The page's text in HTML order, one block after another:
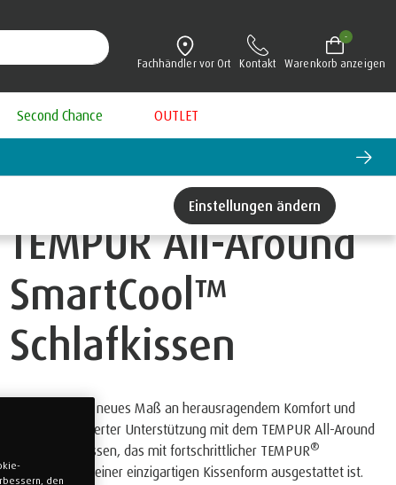
Fachhändler vor Ort Kontakt Warenkorb anzeigen
-
Second Chance OUTLET
Einstellungen ändern
TEMPUR All-Around
SmartCool™
Schlafkissen
Erleben Sie ein neues Maß an herausragendem Komfort und
maßgeschneiderter Unterstützung mit dem TEMPUR All-Around
Kissen, das mit fortschrittlicher TEMPUR®
Technologie in einer einzigartigen Kissenform ausgestattet ist.
den